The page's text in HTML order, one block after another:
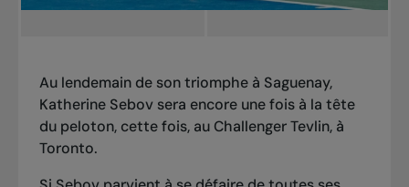
Au lendemain de sontriomphe à Saguenay,
Katherine Sebov sera encore une fois à la tête
du peloton, cette fois, au Challenger Tevlin, à
Toronto.